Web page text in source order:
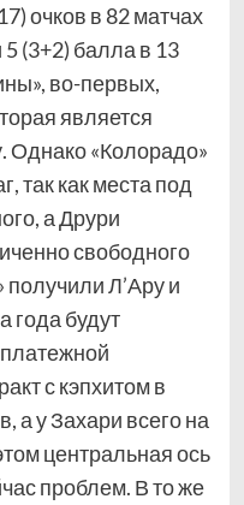
очков в 82 матчах
(3+2) балла в 13
во-первых,
является
Однако «Колорадо»
так как места под
а Друри
свободного
Л’Ару и
года будут
с кэпхитом в
а у Захари всего на
центральная ось
проблем. В то же